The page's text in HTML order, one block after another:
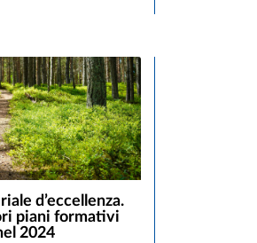
d’eccellenza.
piani formativi
2024